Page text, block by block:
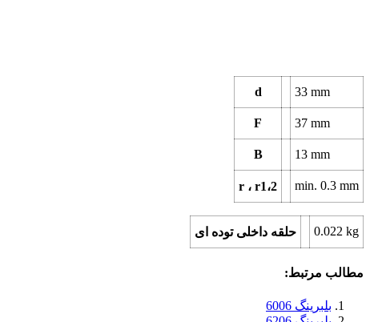
d 33 mm
F 37 mm
B 13 mm
r ، r1،2 min. 0.3 mm
حلقه داخلی توده ای 0.022 kg
مطالب مرتبط:
بلبرینگ 6006